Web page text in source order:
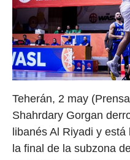
Teherán, 2 may
Shahrdary Gorgan
libanés Al Riyadi y
la final de la subzona